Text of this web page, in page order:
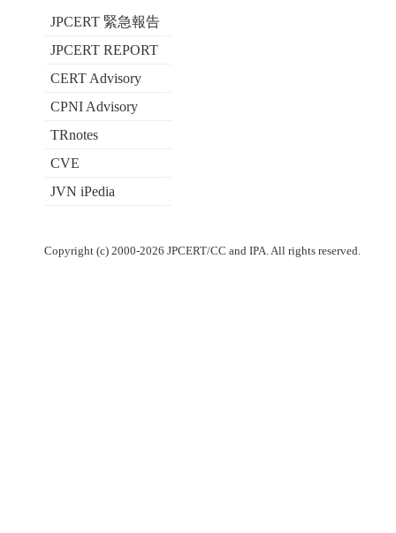
JPCERT 緊急報告
JPCERT REPORT
CERT Advisory
CPNI Advisory
TRnotes
CVE
JVN iPedia
Copyright (c) 2000-2026 JPCERT/CC and IPA. All rights reserved.